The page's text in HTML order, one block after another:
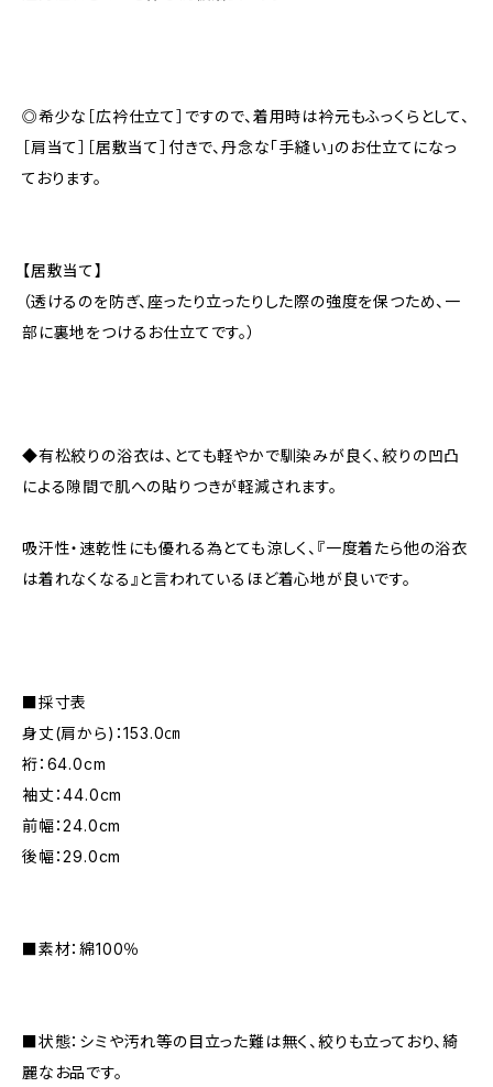
◎希少な［広衿仕立て］ですので、着用時は衿元もふっくらとして、
［肩当て］［居敷当て］付きで、丹念な「手縫い」のお仕立てになっ
ております。
【居敷当て】
（透けるのを防ぎ、座ったり立ったりした際の強度を保つため、一
部に裏地をつけるお仕立てです。）
◆有松絞りの浴衣は、とても軽やかで馴染みが良く、絞りの凹凸
による隙間で肌への貼りつきが軽減されます。
吸汗性・速乾性にも優れる為とても涼しく、『一度着たら他の浴衣
は着れなくなる』と言われているほど着心地が良いです。
■採寸表
身丈(肩から)：153.0㎝
裄：64.0cm
袖丈：44.0cm
前幅：24.0cm
後幅：29.0cm
■素材：綿100％
■状態：シミや汚れ等の目立った難は無く、絞りも立っており、綺
麗なお品です。